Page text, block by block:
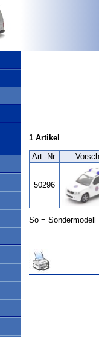
1 Artikel
Art.‑Nr.
50296
So =